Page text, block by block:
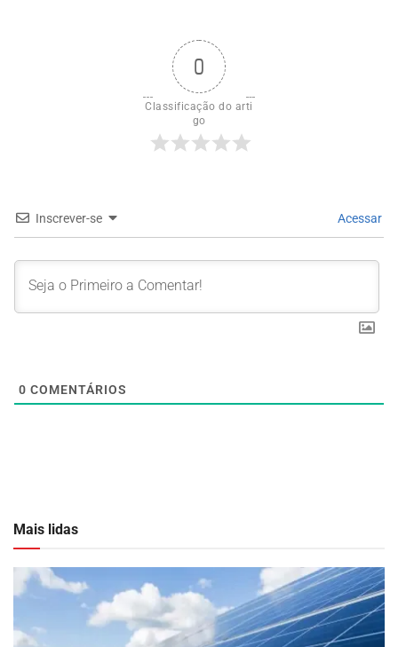
0
Classificação do arti
go
Inscrever-se Acessar
0 COMENTÁRIOS
Mais lidas